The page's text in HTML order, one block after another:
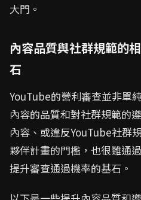
大門。
內容品質與社群規範的
石
YouTube的營利審查並非單
內容的品質和對社群規範的
內容、或違反YouTube社群
夥伴計畫的門檻，也很難通
提升審查通過機率的基石。